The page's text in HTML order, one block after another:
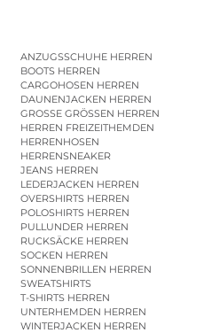
ANZUGSSCHUHE HERREN
BOOTS HERREN
CARGOHOSEN HERREN
DAUNENJACKEN HERREN
GROSSE GRÖSSEN HERREN
HERREN FREIZEITHEMDEN
HERRENHOSEN
HERRENSNEAKER
JEANS HERREN
LEDERJACKEN HERREN
OVERSHIRTS HERREN
POLOSHIRTS HERREN
PULLUNDER HERREN
RUCKSÄCKE HERREN
SOCKEN HERREN
SONNENBRILLEN HERREN
SWEATSHIRTS
T-SHIRTS HERREN
UNTERHEMDEN HERREN
WINTERJACKEN HERREN